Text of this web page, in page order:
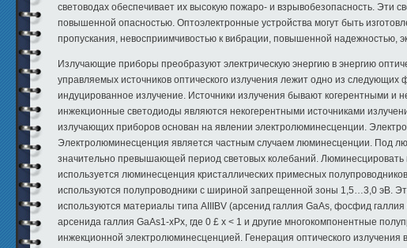
световодах обеспечивает их высокую пожаро- и взрывобезопасность. Эти
повышенной опасностью. Оптоэлектронные устройства могут быть
пропускания, невосприимчивостью к вибрации, повышенной
Излучающие приборы преобразуют электрическую энергию в энергию
управляемых источников оптического излучения лежит одно из
индуцированное излучение. Источники излучения бывают когерентными
инжекционные светодиоды являются некогерентными источниками
излучающих приборов основан на явлении электролюминесценции.
Электролюминесценция является частным случаем люминесценции. Под
значительно превышающей период световых колебаний.
используется люминесценция кристаллических примесных
используются полупроводники с шириной запрещенной зоны 1,5…3,0 эВ.
используются материалы типа АIIIВV (арсенид галлия GaAs, фосфид
арсенида галлия GaAs1-xPx, где 0 £ x < 1 и другие многокомпонентные
инжекционной электролюминесценцией. Генерация оптического